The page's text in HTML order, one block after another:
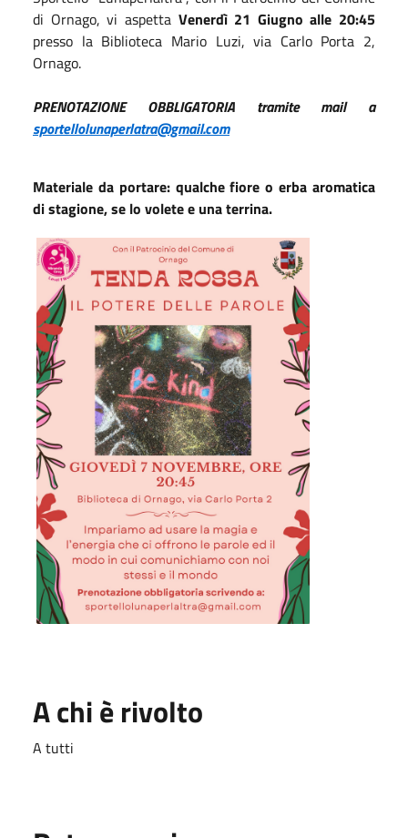
di Ornago, vi aspetta Venerdì 21 Giugno alle 20:45
presso la Biblioteca Mario Luzi, via Carlo Porta 2,
Ornago.
PRENOTAZIONE OBBLIGATORIA tramite mail a
sportellolunaperlatra@gmail.com
Materiale da portare: qualche fiore o erba aromatica
di stagione, se lo volete e una terrina.
A chi è rivolto
A tutti